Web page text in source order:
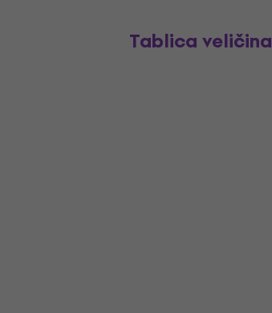
Tablica veličina